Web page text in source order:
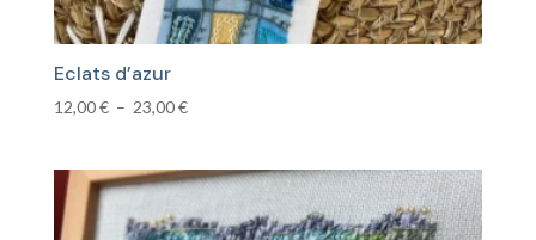
Eclats d’azur
12,00€ – 23,00€Plage
12,00 €
à